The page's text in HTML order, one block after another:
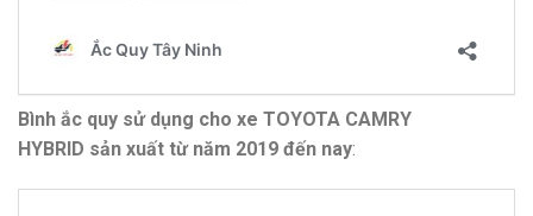
Bình ắc quy sử dụng cho xe TOYOTA CAMRY
HYBRID sản xuất từ năm 2019 đến nay: